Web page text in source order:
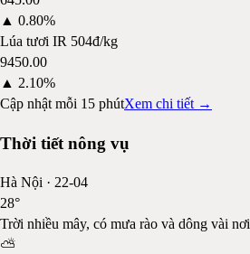
▲ 0.80%
Lúa tươi IR 504đ/kg
9450.00
▲ 2.10%
Cập nhật mỗi 15 phútXem chi tiết →
Thời tiết nông vụ
Hà Nội · 22-04
28°
Trời nhiều mây, có mưa rào và dông vài nơi
⛅